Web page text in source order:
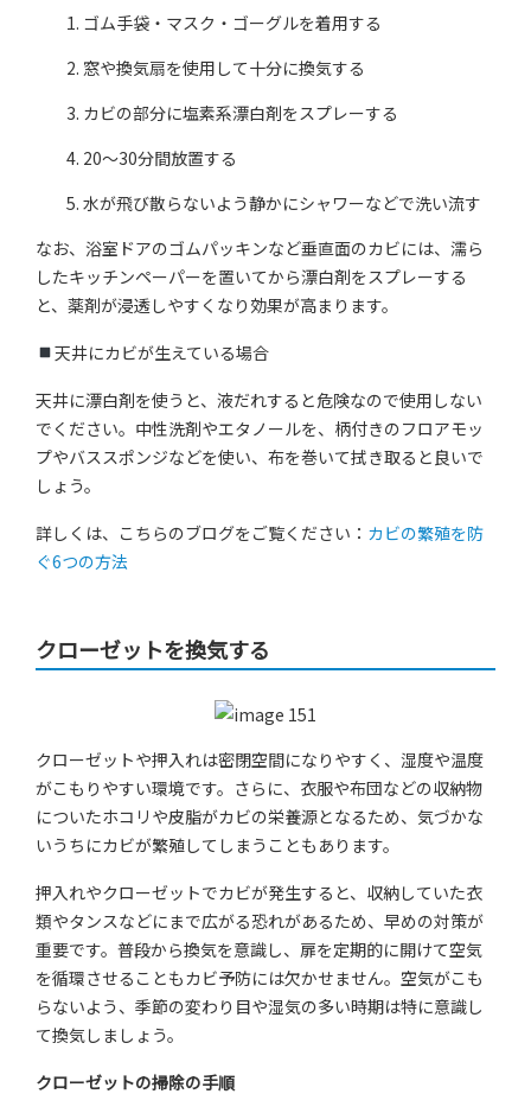
ゴム手袋・マスク・ゴーグルを着用する
窓や換気扇を使用して十分に換気する
カビの部分に塩素系漂白剤をスプレーする
20〜30分間放置する
水が飛び散らないよう静かにシャワーなどで洗い流す
なお、浴室ドアのゴムパッキンなど垂直面のカビには、濡ら
したキッチンペーパーを置いてから漂白剤をスプレーする
と、薬剤が浸透しやすくなり効果が高まります。
天井にカビが生えている場合
天井に漂白剤を使うと、液だれすると危険なので使用しない
でください。中性洗剤やエタノールを、柄付きのフロアモッ
プやバススポンジなどを使い、布を巻いて拭き取ると良いで
しょう。
詳しくは、こちらのブログをご覧ください： カビの繁殖を防
ぐ6つの方法
クローゼットを換気する
クローゼットや押入れは密閉空間になりやすく、湿度や温度
がこもりやすい環境です。さらに、衣服や布団などの収納物
についたホコリや皮脂がカビの栄養源となるため、気づかな
いうちにカビが繁殖してしまうこともあります。
押入れやクローゼットでカビが発生すると、収納していた衣
類やタンスなどにまで広がる恐れがあるため、早めの対策が
重要です。普段から換気を意識し、扉を定期的に開けて空気
を循環させることもカビ予防には欠かせません。空気がこも
らないよう、季節の変わり目や湿気の多い時期は特に意識し
て換気しましょう。
クローゼットの掃除の手順